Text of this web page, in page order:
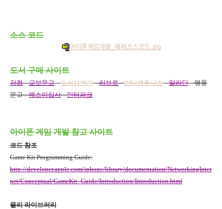
소스 코드
아이폰게임개발_예제소스코드.zip
도서 구매 사이트
강컴 교보문고 도서11번가 리브로 반디앤루니스 알라딘
영풍
문고
예스이십사 인터파크
아이폰 게임 개발 참고 사이트
코드 참조
Game Kit Programming Guide:
http://developer.apple.com/iphone/library/documentation/NetworkingInter
net/Conceptual/GameKit_Guide/Introduction/Introduction.html
물리 라이브러리